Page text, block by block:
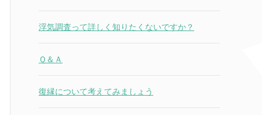
浮気調査って詳しく知りたくないですか？
Ｑ＆Ａ
復縁について考えてみましょう